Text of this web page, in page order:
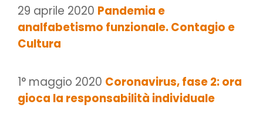
29 aprile 2020 Pandemia e
analfabetismo funzionale. Contagio e
Cultura
1° maggio 2020 Coronavirus, fase 2: ora
gioca la responsabilità individuale